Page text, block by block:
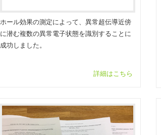
ホール効果の測定によって、異常超伝導近傍
に潜む複数の異常電子状態を識別することに
成功しました。
詳細はこちら